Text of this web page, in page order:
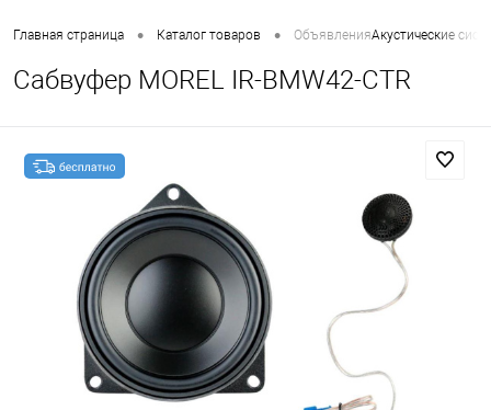
Главная страница • Каталог товаров • ОбъявленияАкустические
Сабвуфер MOREL IR-BMW42-CTR